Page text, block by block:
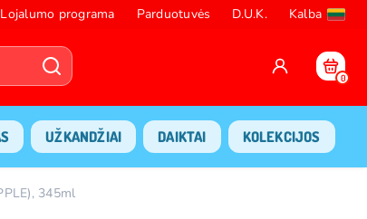
Lojalumo programa Parduotuvės D.U.K. Kalba
0
UŽKANDŽIAI DAIKTAI KOLEKCIJOS
345ml